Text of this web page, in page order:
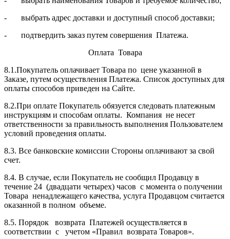
- выбрать адрес доставки и доступный способ доставки;
- подтвердить заказ путем совершения Платежа.
Оплата Товара
8.1.Покупатель оплачивает Товара по цене указанной в
Заказе, путем осуществления Платежа. Список доступных для
оплаты способов приведен на Сайте.
8.2.При оплате Покупатель обязуется следовать платежным
инструкциям и способам оплаты. Компания не несет
ответственности за правильность выполнения Пользователем
условий проведения оплаты.
8.3. Все банковские комиссии Стороны оплачивают за свой
счет.
8.4. В случае, если Покупатель не сообщил Продавцу в
течение 24 (двадцати четырех) часов с момента о получении
Товара ненадлежащего качества, услуга Продавцом считается
оказанной в полном объеме.
8.5. Порядок возврата Платежей осуществляется в
соответствии с учетом «Правил возврата Товаров».